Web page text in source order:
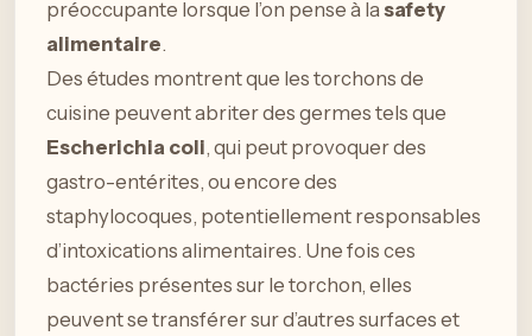
préoccupante lorsque l’on pense à lasafety
alimentaire.
Des études montrent que les torchons de
cuisine peuvent abriter des germes tels que
Escherichia coli, qui peut provoquer des
gastro-entérites, ou encore des
staphylocoques, potentiellement responsables
d’intoxications alimentaires. Une fois ces
bactéries présentes sur le torchon, elles
peuvent se transférer sur d’autres surfaces et